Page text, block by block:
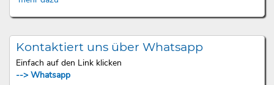
Kontaktiert uns über Whatsapp
Einfach auf den Link klicken
--> Whatsapp